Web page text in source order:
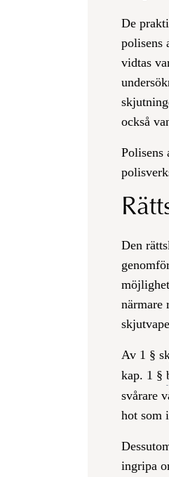
De
polisens
vidtas
också
Polisens
Den
närmare
Av 1 §
kap. 1 §
svårare
hot som
ingripa